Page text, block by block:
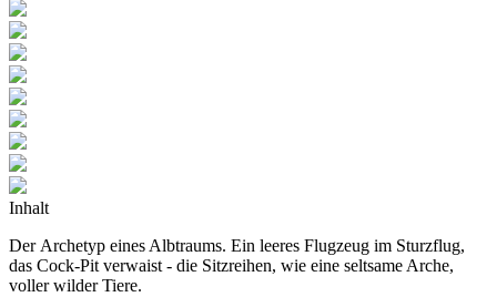
Inhalt
Der Archetyp eines Albtraums. Ein leeres Flugzeug im Sturzflug,
das Cock-Pit verwaist - die Sitzreihen, wie eine seltsame Arche,
voller wilder Tiere.